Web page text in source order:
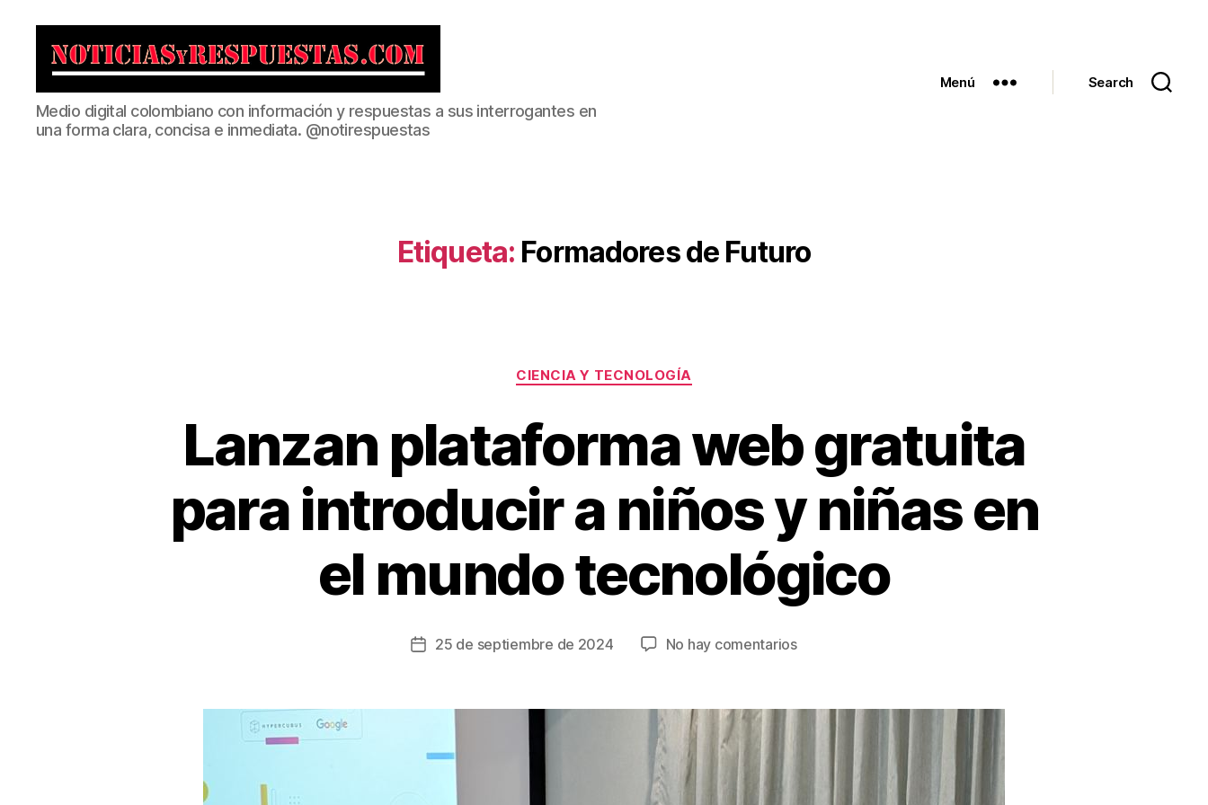
Noticias
y
Respuestas
Medio digital colombiano con información y respuestas a sus interrogantes en
una forma clara, concisa e inmediata. @notirespuestas
Menú Search
Etiqueta: Formadores de Futuro
Categorías
CIENCIA Y TECNOLOGÍA
Lanzan plataforma web gratuita
para introducir a niños y niñas en
el mundo tecnológico
Fecha
entrada
25 de septiembre de 2024 No hay comentariosen
web
gratuita